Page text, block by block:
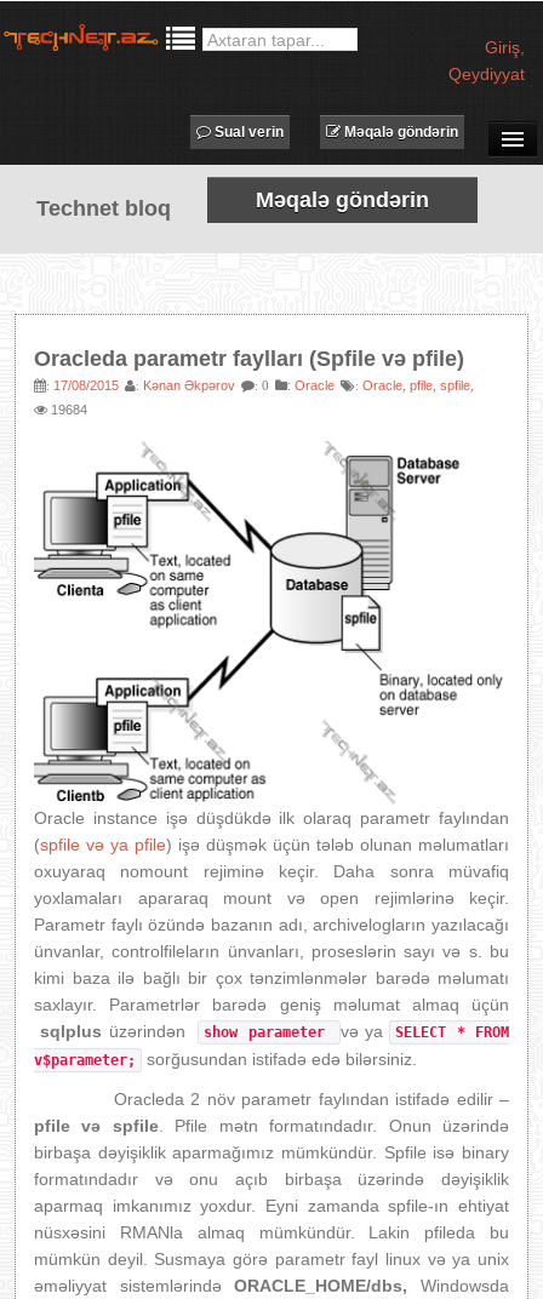
Giriş
Qeydiyyat
SUAL-CAVAB
TECHNET TV
MƏQALƏLƏR
PROQRAMLAR
IT LÜĞƏT
XƏBƏRLƏR
Məqalə göndərin
Sual verin
Technet bloq Məqalə göndərin
Oracleda parametr faylları (Spfile və pfile)
: 17/08/2015 : Kənan Əkpərov : 0 : Oracle : Oracle pfile spfile
19684
Oracle instance işə düşdükdə ilk olaraq parametr faylından
(spfile və ya pfile) işə düşmək üçün tələb olunan məlumatları
oxuyaraq nomount rejiminə keçir. Daha sonra müvafiq
yoxlamaları apararaq mount və open rejimlərinə keçir.
Parametr faylı özündə bazanın adı, archivelogların yazılacağı
ünvanlar, controlfileların ünvanları, proseslərin sayı və s. bu
kimi baza ilə bağlı bir çox tənzimlənmələr barədə məlumatı
saxlayır. Parametrlər barədə geniş məlumat almaq üçün
sqlplus üzərindən show parameter və ya
SELECT * FROM
v$parameter;
sorğusundan istifadə edə bilərsiniz.
Oracleda 2 növ parametr faylından istifadə edilir –
pfile və spfile. Pfile mətn formatındadır. Onun üzərində
birbaşa dəyişiklik aparmağımız mümkündür. Spfile isə binary
formatındadır və onu açıb birbaşa üzərində dəyişiklik
aparmaq imkanımız yoxdur. Eyni zamanda spfile-ın ehtiyat
nüsxəsini RMANla almaq mümkündür. Lakin pfileda bu
mümkün deyil. Susmaya görə parametr fayl linux və ya unix
əməliyyat sistemlərindəORACLE_HOME/dbs,Windowsda